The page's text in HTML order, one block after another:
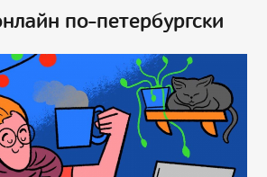
по-петербургски